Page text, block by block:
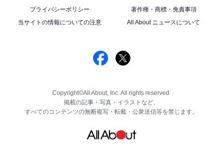
プライバシーポリシー
著作権・商標・免責事項
当サイトの情報についての注意
All About ニュースについて
Copyright©All About, Inc. All rights reserved.
掲載の記事・写真・イラストなど、
すべてのコンテンツの無断複写・転載・公衆送信等を禁じます。